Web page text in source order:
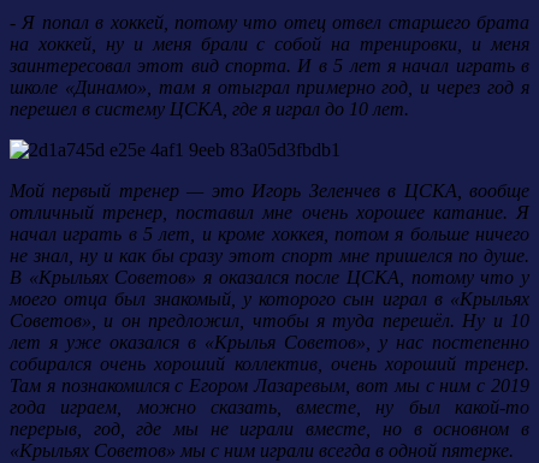
- Я попал в хоккей, потому что отец отвел старшего брата
на хоккей, ну и меня брали с собой на тренировки, и меня
заинтересовал этот вид спорта. И в 5 лет я начал играть в
школе «Динамо», там я отыграл примерно год, и через год я
перешел в систему ЦСКА, где я играл до 10 лет.
Мой первый тренер — это Игорь Зеленчев в ЦСКА, вообще
отличный тренер, поставил мне очень хорошее катание. Я
начал играть в 5 лет, и кроме хоккея, потом я больше ничего
не знал, ну и как бы сразу этот спорт мне пришелся по душе.
В «Крыльях Советов» я оказался после ЦСКА, потому что у
моего отца был знакомый, у которого сын играл в «Крыльях
Советов», и он предложил, чтобы я туда перешёл. Ну и 10
лет я уже оказался в «Крылья Советов», у нас постепенно
собирался очень хороший коллектив, очень хороший тренер.
Там я познакомился с Егором Лазаревым, вот мы с ним с 2019
года играем, можно сказать, вместе, ну был какой-то
перерыв, год, где мы не играли вместе, но в основном в
«Крыльях Советов» мы с ним играли всегда в одной пятерке.